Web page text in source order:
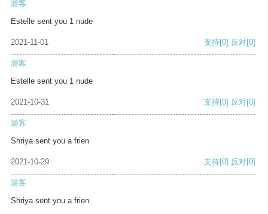
游客
Estelle sent you 1 nude
2021-11-01 支持[0] 反对[0]
游客
Estelle sent you 1 nude
2021-10-31 支持[0] 反对[0]
游客
Shriya sent you a frien
2021-10-29 支持[0] 反对[0]
游客
Shriya sent you a frien